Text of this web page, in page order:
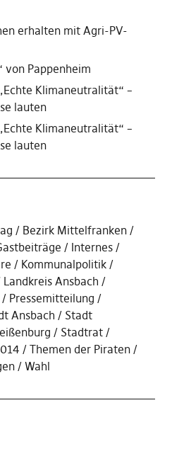
erhalten mit Agri-PV-
von Pappenheim
Klimaneutralität“ –
lauten
Klimaneutralität“ –
lauten
Bezirk Mittelfranken
Internes
Kommunalpolitik
Landkreis Ansbach
Pressemitteilung
Ansbach
Stadt
Stadtrat
Themen der Piraten
Wahl